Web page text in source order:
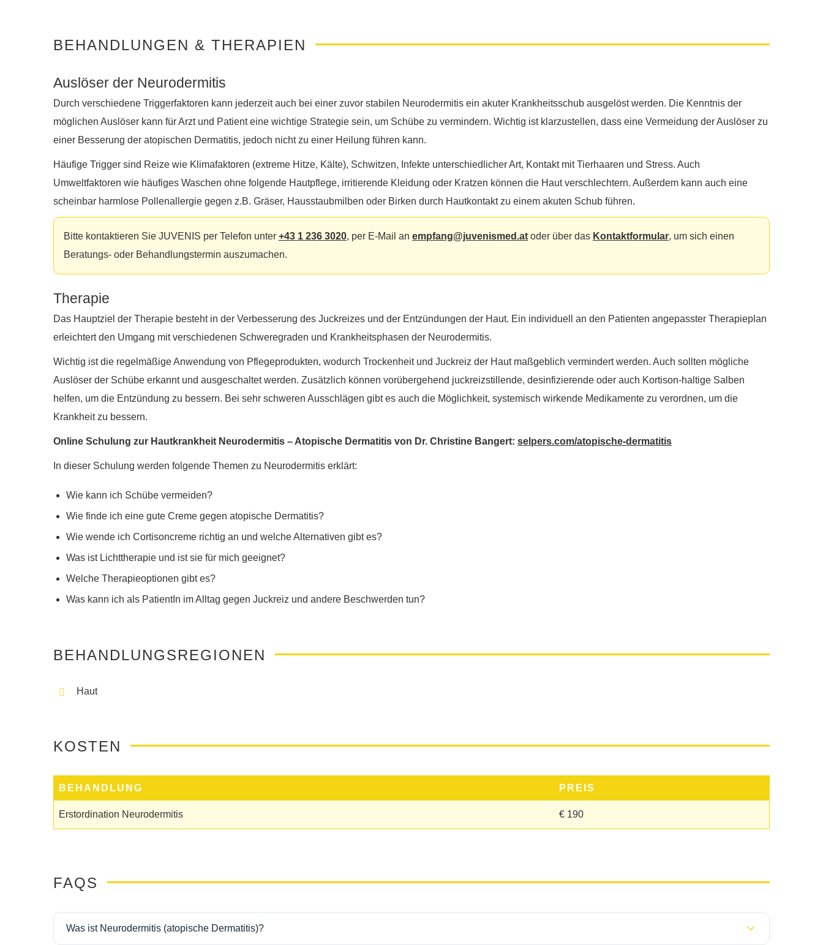
BEHANDLUNGEN & THERAPIEN
Auslöser der Neurodermitis
Durch verschiedene Triggerfaktoren kann jederzeit auch bei einer zuvor stabilen Neurodermitis ein akuter Krankheitsschub ausgelöst werden. Die Kenntnis der
möglichen Auslöser kann für Arzt und Patient eine wichtige Strategie sein, um Schübe zu vermindern. Wichtig ist klarzustellen, dass eine Vermeidung der Auslöser zu
einer Besserung der atopischen Dermatitis, jedoch nicht zu einer Heilung führen kann.
Häufige Trigger sind Reize wie Klimafaktoren (extreme Hitze, Kälte), Schwitzen, Infekte unterschiedlicher Art, Kontakt mit Tierhaaren und Stress. Auch
Umweltfaktoren wie häufiges Waschen ohne folgende Hautpflege, irritierende Kleidung oder Kratzen können die Haut verschlechtern. Außerdem kann auch eine
scheinbar harmlose Pollenallergie gegen z.B. Gräser, Hausstaubmilben oder Birken durch Hautkontakt zu einem akuten Schub führen.
Bitte kontaktieren Sie JUVENIS per Telefon unter +43 1 236 3020, per E-Mail an empfang@juvenismed.at oder über das Kontaktformular, um sich einen
Beratungs- oder Behandlungstermin auszumachen.
Therapie
Das Hauptziel der Therapie besteht in der Verbesserung des Juckreizes und der Entzündungen der Haut. Ein individuell an den Patienten angepasster Therapieplan
erleichtert den Umgang mit verschiedenen Schweregraden und Krankheitsphasen der Neurodermitis.
Wichtig ist die regelmäßige Anwendung von Pflegeprodukten, wodurch Trockenheit und Juckreiz der Haut maßgeblich vermindert werden. Auch sollten mögliche
Auslöser der Schübe erkannt und ausgeschaltet werden. Zusätzlich können vorübergehend juckreizstillende, desinfizierende oder auch Kortison-haltige Salben
helfen, um die Entzündung zu bessern. Bei sehr schweren Ausschlägen gibt es auch die Möglichkeit, systemisch wirkende Medikamente zu verordnen, um die
Krankheit zu bessern.
Online Schulung zur Hautkrankheit Neurodermitis – Atopische Dermatitis von Dr. Christine Bangert: selpers.com/atopische-dermatitis
In dieser Schulung werden folgende Themen zu Neurodermitis erklärt:
Wie kann ich Schübe vermeiden?
Wie finde ich eine gute Creme gegen atopische Dermatitis?
Wie wende ich Cortisoncreme richtig an und welche Alternativen gibt es?
Was ist Lichttherapie und ist sie für mich geeignet?
Welche Therapieoptionen gibt es?
Was kann ich als PatientIn im Alltag gegen Juckreiz und andere Beschwerden tun?
BEHANDLUNGSREGIONEN
Haut
KOSTEN
BEHANDLUNG PREIS
Erstordination Neurodermitis € 190
FAQS
Was ist Neurodermitis (atopische Dermatitis)?